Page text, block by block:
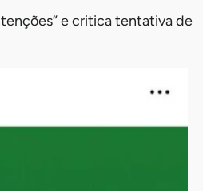
e critica tentativa de